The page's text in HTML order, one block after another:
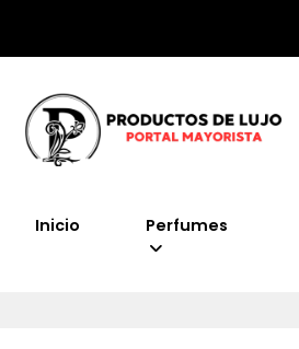
Inicio Perfumes